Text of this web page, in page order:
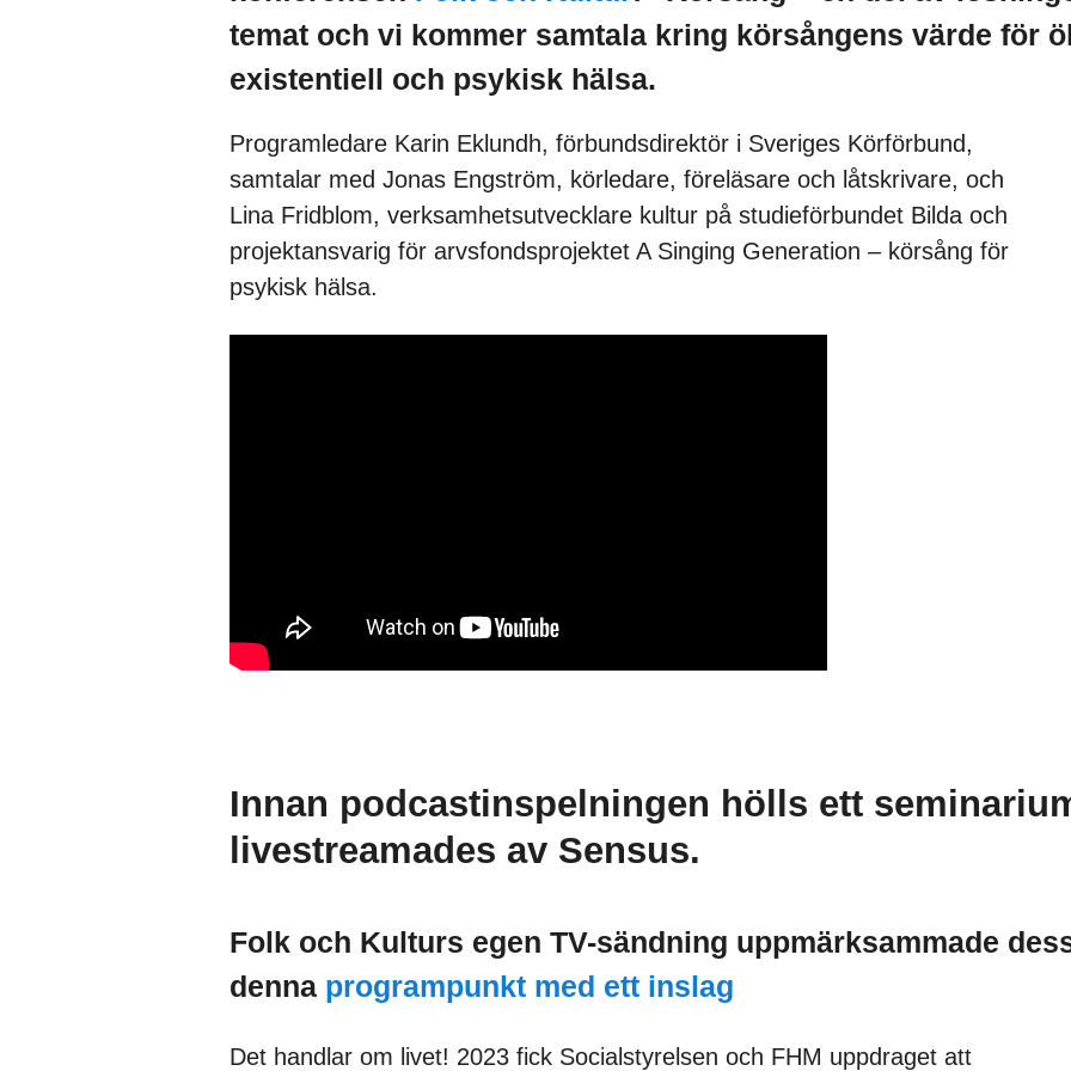
temat och vi kommer samtala kring körsångens värde för
existentiell och psykisk hälsa.
Programledare Karin Eklundh, förbundsdirektör i Sveriges Körförbund,
samtalar med Jonas Engström, körledare, föreläsare och låtskrivare, och
Lina Fridblom, verksamhetsutvecklare kultur på studieförbundet Bilda och
projektansvarig för arvsfondsprojektet A Singing Generation – körsång för
psykisk hälsa.
Innan podcastinspelningen hölls ett
livestreamades av Sensus.
Folk och Kulturs egen TV-sändning uppmärksammade
denna programpunkt med ett inslag
Det handlar om livet! 2023 fick Socialstyrelsen och FHM uppdraget att